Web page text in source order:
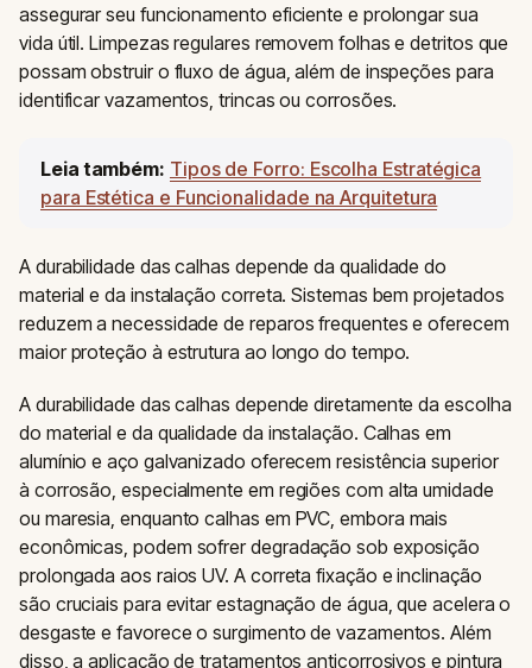
assegurar seu funcionamento eficiente e prolongar sua
vida útil. Limpezas regulares removem folhas e detritos que
possam obstruir o fluxo de água, além de inspeções para
identificar vazamentos, trincas ou corrosões.
Leia também: Tipos de Forro: Escolha Estratégica
para Estética e Funcionalidade na Arquitetura
A durabilidade das calhas depende da qualidade do
material e da instalação correta. Sistemas bem projetados
reduzem a necessidade de reparos frequentes e oferecem
maior proteção à estrutura ao longo do tempo.
A durabilidade das calhas depende diretamente da escolha
do material e da qualidade da instalação. Calhas em
alumínio e aço galvanizado oferecem resistência superior
à corrosão, especialmente em regiões com alta umidade
ou maresia, enquanto calhas em PVC, embora mais
econômicas, podem sofrer degradação sob exposição
prolongada aos raios UV. A correta fixação e inclinação
são cruciais para evitar estagnação de água, que acelera o
desgaste e favorece o surgimento de vazamentos. Além
disso, a aplicação de tratamentos anticorrosivos e pintura